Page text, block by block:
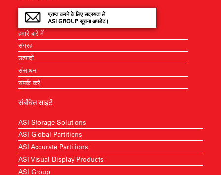
प्राप्त करने के लिए सदस्यता लें
ASI GROUP सूचना अपडेट।
हमारे बारे में
संग्रह
उत्पादों
संसाधन
संपर्क करें
संबंधित साइटें
ASI Storage Solutions
ASI Global Partitions
ASI Accurate Partitions
ASI Visual Display Products
ASI Group